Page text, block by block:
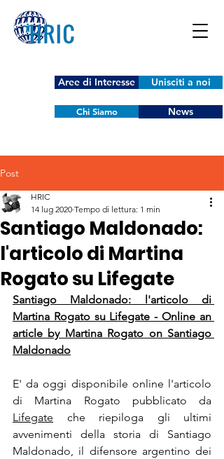
Aree di Interesse Unisciti a noi
Chi Siamo News
Post
Santiago Maldonado:
l'articolo di Martina
Rogato su Lifegate
HRIC
14 lug 2020 Tempo di lettura: 1 min
Santiago Maldonado: l'articolo di
Martina Rogato su Lifegate - Online an
article by Martina Rogato on Santiago
Maldonado
E' da oggi disponibile online l'articolo
Lifegate che riepiloga gli ultimi
avvenimenti della storia di Santiago
Maldonado, il difensore argentino dei